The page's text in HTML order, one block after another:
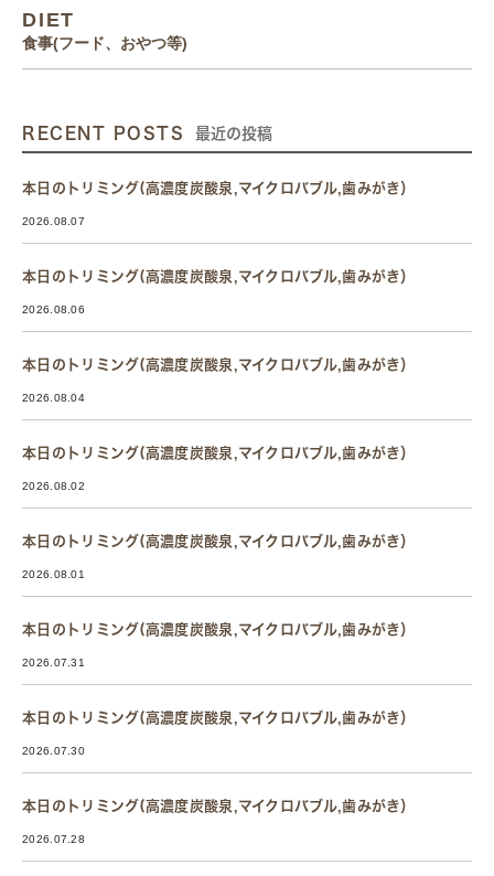
DIET
食事(フード、おやつ等)
RECENT POSTS 最近の投稿
本日のトリミング(高濃度炭酸泉,マイクロバブル,歯みがき）
2026.08.07
本日のトリミング(高濃度炭酸泉,マイクロバブル,歯みがき）
2026.08.06
本日のトリミング(高濃度炭酸泉,マイクロバブル,歯みがき）
2026.08.04
本日のトリミング(高濃度炭酸泉,マイクロバブル,歯みがき）
2026.08.02
本日のトリミング(高濃度炭酸泉,マイクロバブル,歯みがき）
2026.08.01
本日のトリミング(高濃度炭酸泉,マイクロバブル,歯みがき）
2026.07.31
本日のトリミング(高濃度炭酸泉,マイクロバブル,歯みがき）
2026.07.30
本日のトリミング(高濃度炭酸泉,マイクロバブル,歯みがき）
2026.07.28